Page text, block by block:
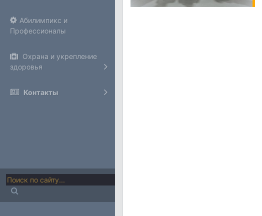
Абилимпикс и
Профессионалы
Охрана и укрепление
здоровья
Контакты